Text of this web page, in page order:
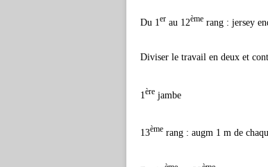
Du 1er au 12ème rang : jersey
Diviser le travail en deux et
1ère jambe
13ème rang : augm 1 m de